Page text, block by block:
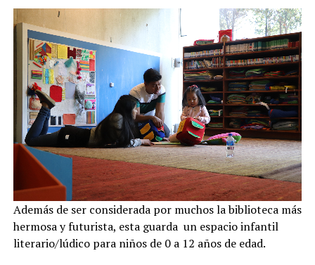
Además de ser considerada por muchos la biblioteca más
hermosa y futurista, esta guarda un espacio infantil
literario/lúdico para niños de 0 a 12 años de edad.